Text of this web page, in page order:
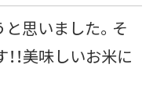
思いました。そ
！美味しいお米に